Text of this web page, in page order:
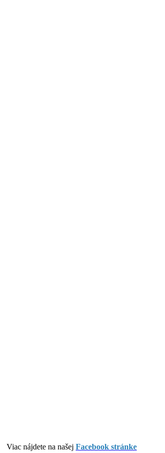
Viac nájdete na našej Facebook stránke